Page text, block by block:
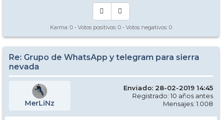
Karma: 0 - Votos positivos: 0 - Votos negativos: 0
Re: Grupo de WhatsApp y telegram para sierra
nevada
MerLiNz
Enviado: 28-02-2019 14:45
Registrado: 10 años antes
Mensajes: 1.008